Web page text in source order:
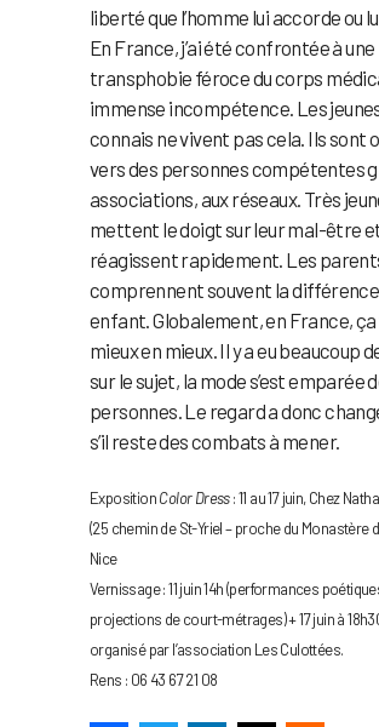
liberté que l’homme lui accorde ou
En France, j’ai été confrontée à une
transphobie féroce du corps
immense incompétence. Les
connais ne vivent pas cela. Ils sont
vers des personnes compétentes
associations, aux réseaux. Très
mettent le doigt sur leur mal-être
réagissent rapidement. Les
comprennent souvent la
enfant. Globalement, en France, ça
mieux en mieux. Il y a eu beaucoup
sur le sujet, la mode s’est emparée
personnes. Le regard a donc
s’il reste des combats à mener.
ExpositionColor Dress: 11 au 17 juin, Chez
(25 chemin de St-Yriel – proche du Monastère
Nice
Vernissage : 11 juin 14h (performances
projections de court-métrages) + 17 juin à
organisé par l’association Les Culottées.
Rens : 06 43 67 21 08